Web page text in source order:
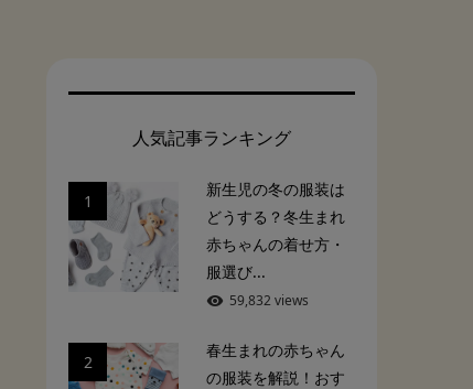
人気記事ランキング
1
新生児の冬の服装は
どうする？冬生まれ
赤ちゃんの着せ方・
服選び...
59,832 views
2
春生まれの赤ちゃん
の服装を解説！おす